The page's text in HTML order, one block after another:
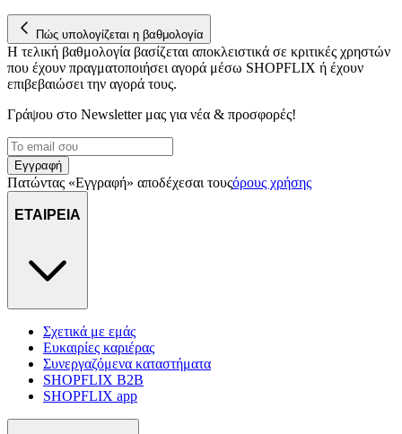
Πώς υπολογίζεται η βαθμολογία
Η τελική βαθμολογία βασίζεται αποκλειστικά σε κριτικές χρηστών
που έχουν πραγματοποιήσει αγορά μέσω SHOPFLIX ή έχουν
επιβεβαιώσει την αγορά τους.
Γράψου στο Νewsletter μας για νέα & προσφορές!
Εγγραφή
Πατώντας «Εγγραφή» αποδέχεσαι τουςόρους χρήσης
ΕΤΑΙΡΕΙΑ
Σχετικά με εμάς
Ευκαιρίες καριέρας
Συνεργαζόμενα καταστήματα
SHOPFLIX B2B
SHOPFLIX app